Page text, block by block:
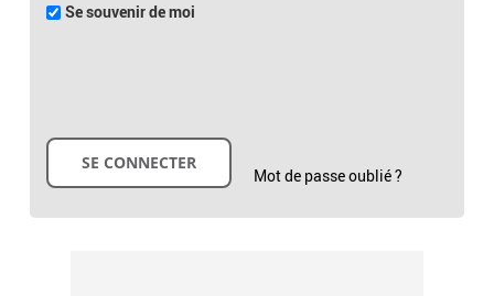
Se souvenir de moi
Mot de passe oublié ?